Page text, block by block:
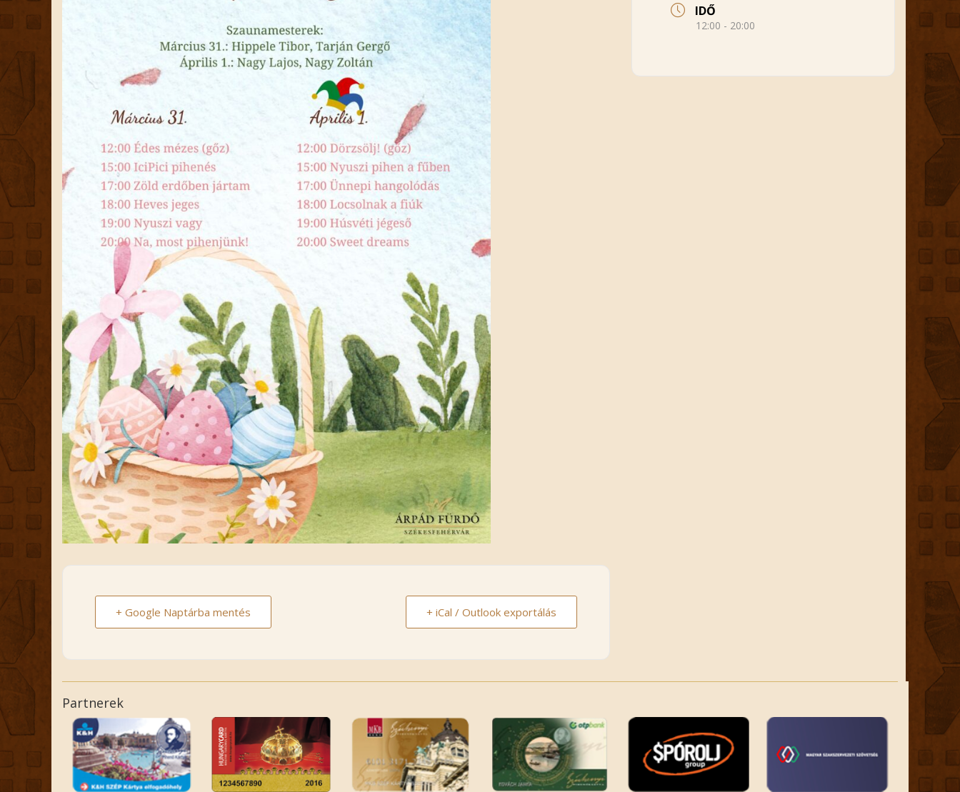
+ Google Naptárba mentés + iCal / Outlook exportálás
IDŐ
12:00 - 20:00
Partnerek